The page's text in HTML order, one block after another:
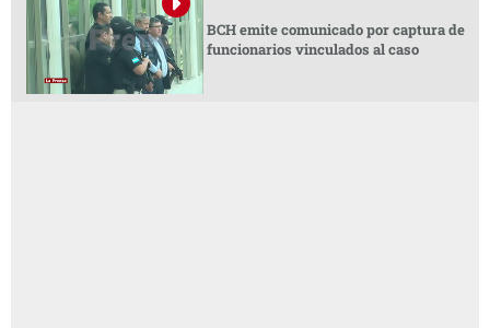
BCH emite comunicado por captura de
funcionarios vinculados al caso